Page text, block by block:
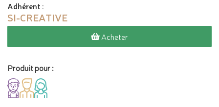
Adhérent :
SI-CREATIVE
Acheter
Produit pour :